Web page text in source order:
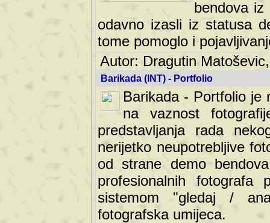
bendova
odavno izasli iz statusa
tome pomoglo i
Autor: Dragutin
Barikada (INT) - Portfolio
Barikada - Portfolio je
na vaznost
predstavljanja rada
nerijetko neupotrebljive
od strane demo
profesionalnih fotografa
sistemom "gledaj /
fotografska umijeca.